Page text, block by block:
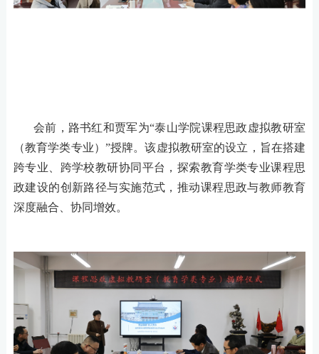
会前，路书红和贾军为“泰山学院课程思政虚拟教研室
（教育学类专业）”授牌。该虚拟教研室的设立，旨在搭建
跨专业、跨学校教研协同平台，探索教育学类专业课程思
政建设的创新路径与实施范式，推动课程思政与教师教育
深度融合、协同增效。